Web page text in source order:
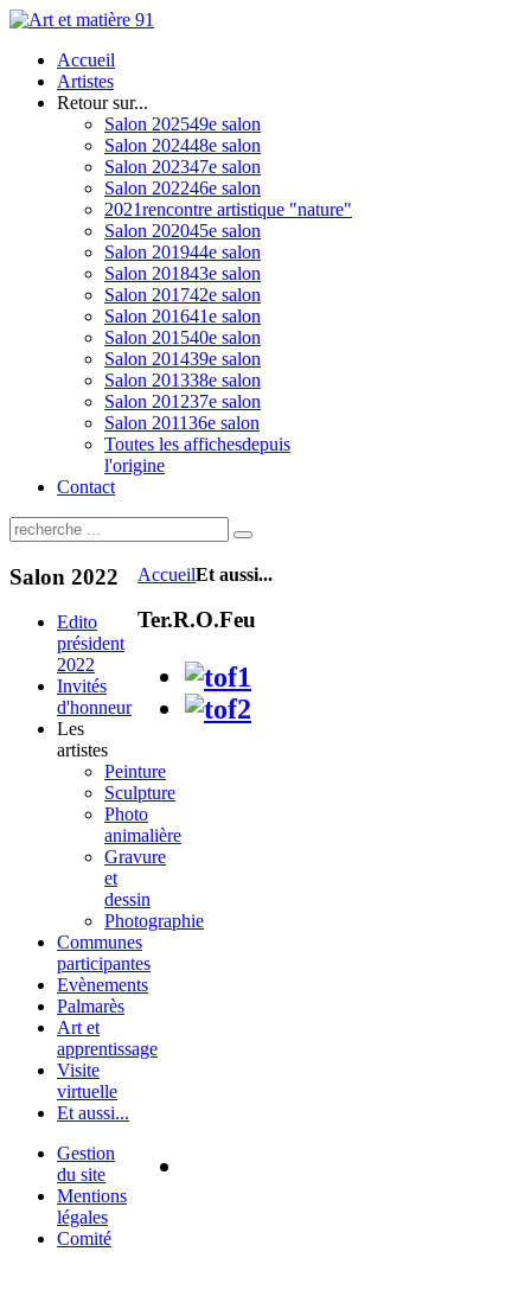
Accueil
Artistes
Retour sur...
Salon 202549e salon
Salon 202448e salon
Salon 202347e salon
Salon 202246e salon
2021rencontre artistique "nature"
Salon 202045e salon
Salon 201944e salon
Salon 201843e salon
Salon 201742e salon
Salon 201641e salon
Salon 201540e salon
Salon 201439e salon
Salon 201338e salon
Salon 201237e salon
Salon 201136e salon
Toutes les affichesdepuis
l'origine
Contact
AccueilEt aussi...
Ter.R.O.Feu
Salon 2022
Edito
président
2022
Invités
d'honneur
Les
artistes
Peinture
Sculpture
Photo
animalière
Gravure
et
dessin
Photographie
Communes
participantes
Evènements
Palmarès
Art et
apprentissage
Visite
virtuelle
Et aussi...
Gestion
du site
Mentions
légales
Comité